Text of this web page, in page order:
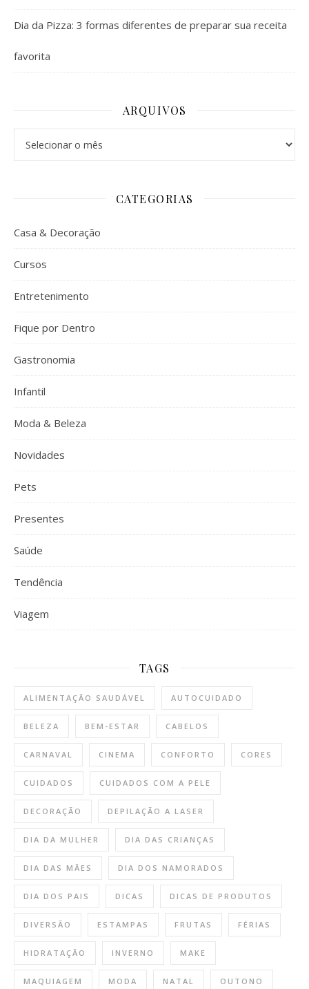
Dia da Pizza: 3 formas diferentes de preparar sua receita
favorita
ARQUIVOS
CATEGORIAS
Casa & Decoração
Cursos
Entretenimento
Fique por Dentro
Gastronomia
Infantil
Moda & Beleza
Novidades
Pets
Presentes
Saúde
Tendência
Viagem
TAGS
ALIMENTAÇÃO SAUDÁVEL AUTOCUIDADO
BELEZA BEM-ESTAR CABELOS
CARNAVAL CINEMA CONFORTO CORES
CUIDADOS CUIDADOS COM A PELE
DECORAÇÃO DEPILAÇÃO A LASER
DIA DA MULHER DIA DAS CRIANÇAS
DIA DAS MÃES DIA DOS NAMORADOS
DIA DOS PAIS DICAS DICAS DE PRODUTOS
DIVERSÃO ESTAMPAS FRUTAS FÉRIAS
HIDRATAÇÃO INVERNO MAKE
MAQUIAGEM MODA NATAL OUTONO